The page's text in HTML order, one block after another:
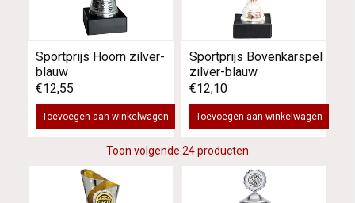
Sportprijs Hoorn zilver-
blauw
€12,55
Toevoegen aan winkelwagen
Sportprijs Bovenkarspel
zilver-blauw
€12,10
Toevoegen aan winkelwagen
Toon volgende 24 producten